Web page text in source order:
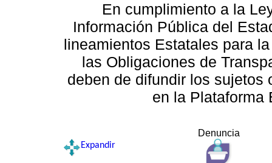
En cumplimiento a la
Información Pública del
lineamientos Estatales para
las Obligaciones de
deben de difundir los sujetos
en la Plataforma
Denuncia
Expandir